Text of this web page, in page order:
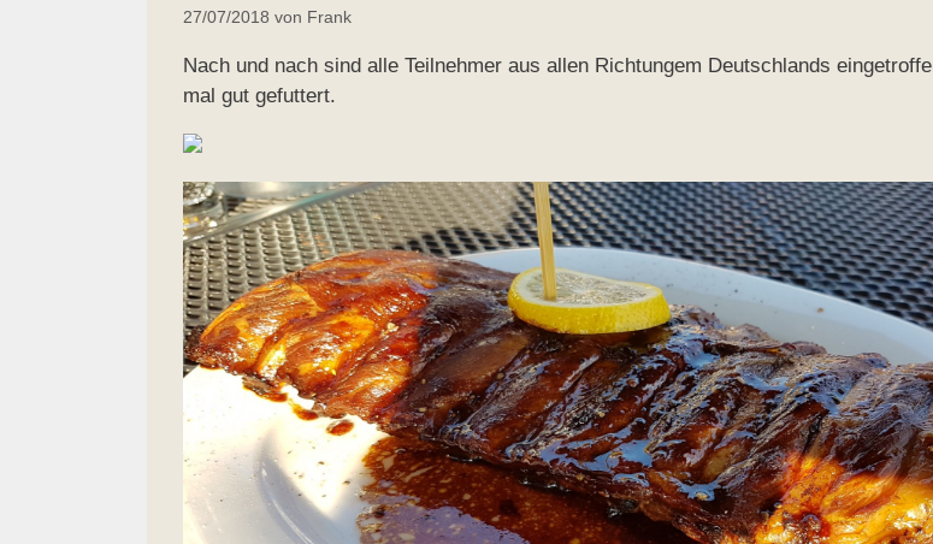
27/07/2018 von Frank
Nach und nach sind alle Teilnehmer aus allen Richtungem Deutschlands
mal gut gefuttert.